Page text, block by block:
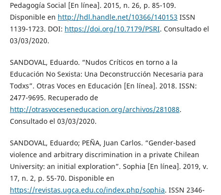
Pedagogía Social [En línea]. 2015, n. 26, p. 85-109.
Disponible en http://hdl.handle.net/10366/140153 ISSN
1139-1723. DOI: https://doi.org/10.7179/PSRI. Consultado el
03/03/2020.
SANDOVAL, Eduardo. “Nudos Críticos en torno a la
Educación No Sexista: Una Deconstrucción Necesaria para
Todxs”. Otras Voces en Educación [En línea]. 2018. ISSN:
2477-9695. Recuperado de
http://otrasvoceseneducacion.org/archivos/281088.
Consultado el 03/03/2020.
SANDOVAL, Eduardo; PEÑA, Juan Carlos. “Gender-based
violence and arbitrary discrimination in a private Chilean
University: an initial exploration”. Sophia [En línea]. 2019, v.
17, n. 2, p. 55-70. Disponible en
https://revistas.ugca.edu.co/index.php/sophia. ISSN 2346-